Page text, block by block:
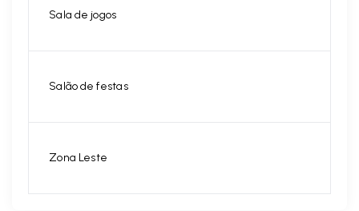
Sala de jogos
Salão de festas
Zona Leste